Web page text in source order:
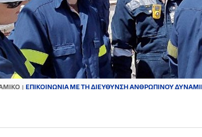
| ΕΠΙΚΟΙΝΩΝΙΑ ΜΕ ΤΗ ΔΙΕΥΘΥΝΣΗ ΑΝΘΡΩΠΙΝΟΥ
ΕΠΙΚΟΙΝΩΝΙΑ ΜΕ ΤΗ